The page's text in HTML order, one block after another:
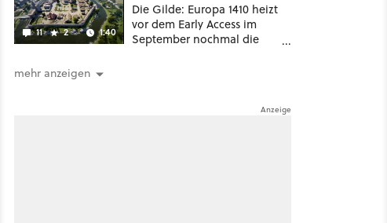
11 2 1:40
Die Gilde: Europa 1410 heizt
vor dem Early Access im
September nochmal die
mehr anzeigen